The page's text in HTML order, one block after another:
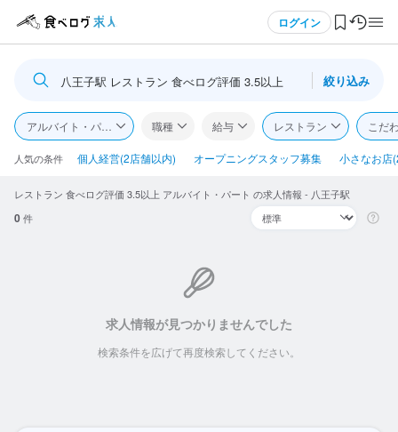
ログイン
ログイン・無料会員登録
食べログ求人TOP
求人検索
検索履歴・保存した条件
八王子駅 レストラン 食べログ評価 3.5以上 絞り込み
アルバイト・パート 職種 給与 レストラン こだ
人気の条件 個人経営(2店舗以内) オープニングスタッフ募集 小さなお店
レストラン 食べログ評価 3.5以上 アルバイト・パート の求人情報 - 八王子駅
0件
求人情報が見つかりませんでした
検索条件を広げて再度検索してください。